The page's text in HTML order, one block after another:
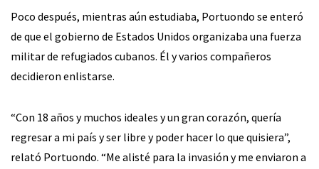
Poco después, mientras aún estudiaba, Portuondo se enteró
de que el gobierno de Estados Unidos organizaba una fuerza
militar de refugiados cubanos. Él y varios compañeros
decidieron enlistarse.
“Con 18 años y muchos ideales y un gran corazón, quería
regresar a mi país y ser libre y poder hacer lo que quisiera”,
relató Portuondo. “Me alisté para la invasión y me enviaron a